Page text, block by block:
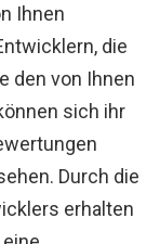
Ihnen
die
den von Ihnen
sich ihr
Durch die
erhalten